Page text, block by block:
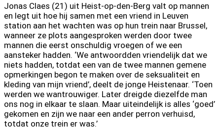
Jonas Claes (21) uit Heist-op-den-Berg valt op mannen
en legt uit hoe hij samen met een vriend in Leuven
station aan het wachten was op hun trein naar Brussel,
wanneer ze plots aangesproken werden door twee
mannen die eerst onschuldig vroegen of we een
aansteker hadden. ‘We antwoordden vriendelijk dat we
niets hadden, totdat een van de twee mannen gemene
opmerkingen begon te maken over de seksualiteit en
kleding van mijn vriend’, deelt de jonge Heistenaar. ‘Toen
werden we wantrouwiger. Later dreigde diezelfde man
ons nog in elkaar te slaan. Maar uiteindelijk is alles ‘goed’
gekomen en zijn we naar een ander perron verhuisd,
totdat onze trein er was.’